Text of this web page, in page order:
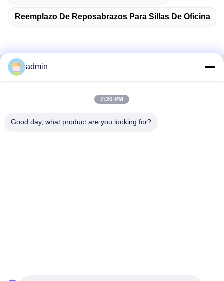
Reemplazo De Reposabrazos Para Sillas De Oficina
Contacto rápido
ciudad de Foshan, provincia de Guangdong, China
admin
7:20 PM
Good day, what product are you looking for?